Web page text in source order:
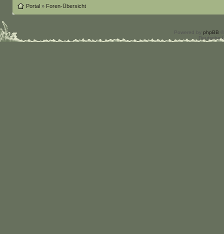
Portal» Foren-Übersicht
Powered by phpBB
Deutsche